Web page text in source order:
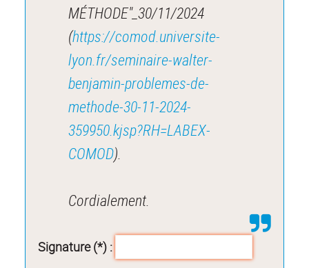
MÉTHODE"_30/11/2024
(https://comod.universite-
lyon.fr/seminaire-walter-
benjamin-problemes-de-
methode-30-11-2024-
359950.kjsp?RH=LABEX-
COMOD).
Cordialement.
Signature (*) :